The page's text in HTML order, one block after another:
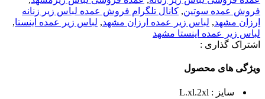
فروش عمده سوتین, کانال تلگرام فروش عمده لباس زير زنانه
ارزان مشهد, لباس زير عمده ارزان مشهد, لباس زير عمده اينستا,
لباس زير عمده اينستا مشهد
اشتراک گذاری :
ویژگی های محصول
سایز : L.xl.2xl